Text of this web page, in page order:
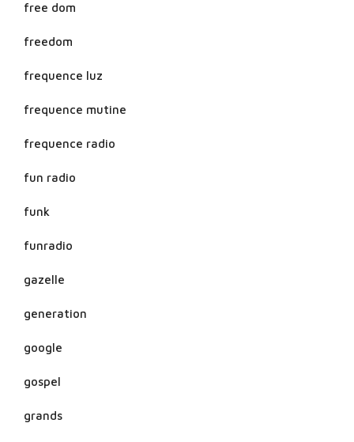
free dom
freedom
frequence luz
frequence mutine
frequence radio
fun radio
funk
funradio
gazelle
generation
google
gospel
grands